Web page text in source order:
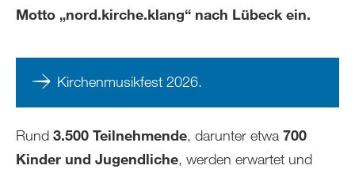
Motto „nord.kirche.klang“ nach Lübeck ein.
Kirchenmusikfest 2026.
Rund 3.500 Teilnehmende, darunter etwa 700
Kinder und Jugendliche, werden erwartet und